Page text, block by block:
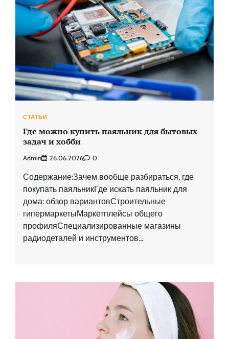
СТАТЬИ
Где можно купить паяльник для бытовых
задач и хобби
Admin 26.06.2026 0
Содержание:Зачем вообще разбираться, где
покупать паяльникГде искать паяльник для
дома: обзор вариантовСтроительные
гипермаркетыМаркетплейсы общего
профиляСпециализированные магазины
радиодеталей и инструментов…